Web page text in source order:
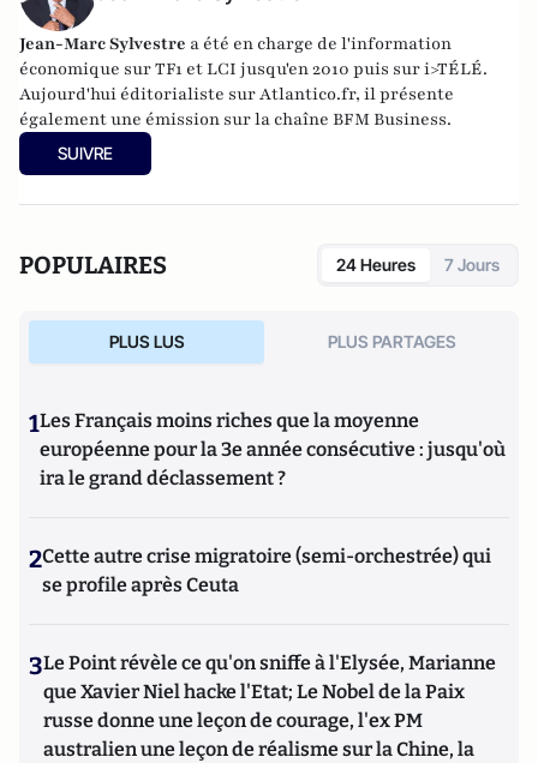
Jean-Marc Sylvestre a été en charge de l'information
économique sur TF1 et LCI jusqu'en 2010 puis sur i>TÉLÉ.
Aujourd'hui éditorialiste sur Atlantico.fr, il présente
également une émission sur la chaîne BFM Business.
SUIVRE
POPULAIRES 24 Heures 7 Jours
PLUS LUS PLUS PARTAGES
1Les Français moins riches que la moyenne
européenne pour la 3e année consécutive : jusqu'où
ira le grand déclassement ?
2Cette autre crise migratoire (semi-orchestrée) qui
se profile après Ceuta
3Le Point révèle ce qu'on sniffe à l'Elysée, Marianne
que Xavier Niel hacke l'Etat; Le Nobel de la Paix
russe donne une leçon de courage, l'ex PM
australien une leçon de réalisme sur la Chine, la